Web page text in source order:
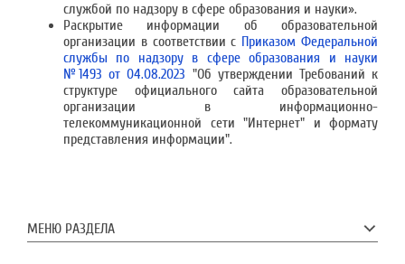
службой по надзору в сфере образования и науки».
Раскрытие информации об образовательной
организации в соответствии с Приказом Федеральной
службы по надзору в сфере образования и науки
№1493 от 04.08.2023 "Об утверждении Требований к
структуре официального сайта образовательной
организации в информационно-
телекоммуникационной сети "Интернет" и формату
представления информации".
МЕНЮ РАЗДЕЛА